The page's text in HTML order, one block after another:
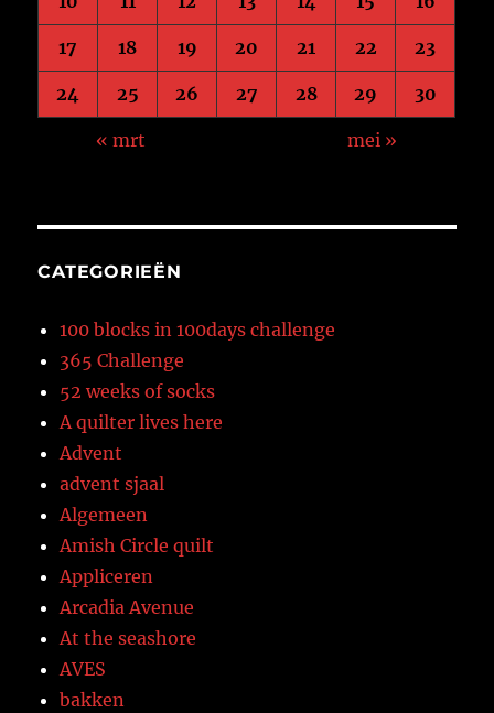
17 18 19 20 21 22 23
24 25 26 27 28 29 30
« mrt mei »
CATEGORIEËN
100 blocks in 100days challenge
365 Challenge
52 weeks of socks
A quilter lives here
Advent
advent sjaal
Algemeen
Amish Circle quilt
Appliceren
Arcadia Avenue
At the seashore
AVES
bakken